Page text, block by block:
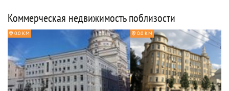
Коммерческая недвижимость поблизости
0.0 КМ 0.0 КМ